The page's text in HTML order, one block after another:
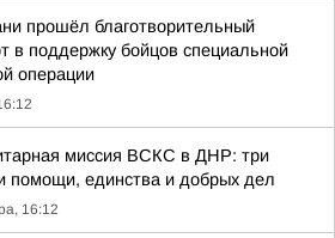
прошёл благотворительный
в поддержку бойцов специальной
операции
миссия ВСКС в ДНР: три
помощи, единства и добрых дел
16:12